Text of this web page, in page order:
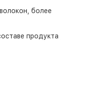
более
продукта